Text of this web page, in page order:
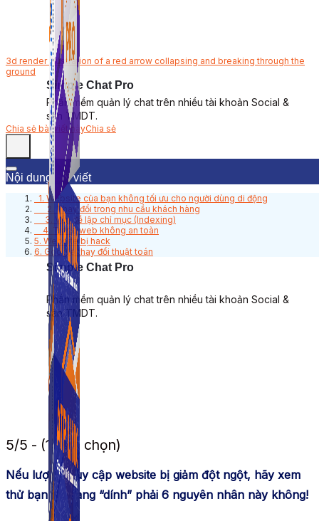
Simple Chat Pro
Phần mềm quản lý chat trên nhiều tài khoản Social &
sàn TMDT.
Simple Chat Pro
Phần mềm quản lý chat trên nhiều tài khoản Social &
sàn TMDT.
3d render illustration of a red arrow collapsing and breaking through the
ground
Chia sẻ bài viết nàyChia sẻ
Nội dung bài viết
1. Website của bạn không tối ưu cho người dùng di động
2. Thay đổi trong nhu cầu khách hàng
3. Vấn đề lập chỉ mục (Indexing)
4. Trang web không an toàn
5. Website bị hack
6. Google thay đổi thuật toán
5/5 - (1 bình chọn)
Nếu lượng truy cập website bị giảm đột ngột, hãy xem
thử bạn có đang “dính” phải 6 nguyên nhân này không!